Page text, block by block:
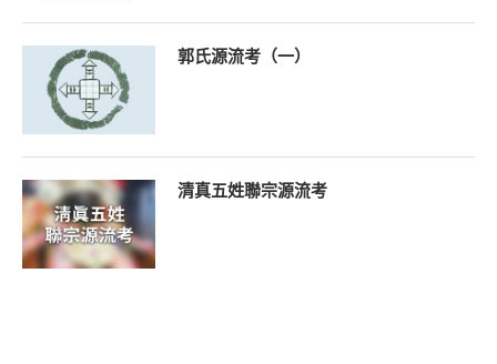
郭氏源流考（一）
清真五姓聯宗源流考